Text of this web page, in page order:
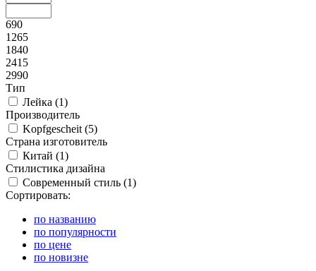
690
1265
1840
2415
2990
Тип
Лейка (1)
Производитель
Kopfgescheit (5)
Страна изготовитель
Китай (1)
Стилистика дизайна
Современный стиль (1)
Сортировать:
по названию
по популярности
по цене
по новизне